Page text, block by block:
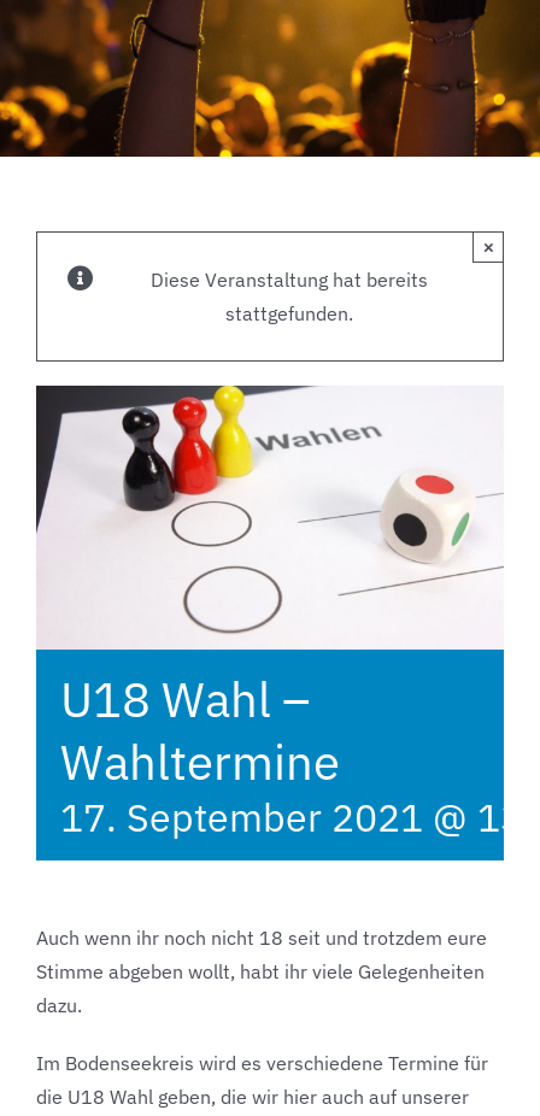
Diese Veranstaltung hat bereits
stattgefunden.
×
U18 Wahl –
Wahltermine
17. September 2021 @
Auch wenn ihr noch nicht 18 seit und trotzdem eure
Stimme abgeben wollt, habt ihr viele Gelegenheiten
dazu.
Im Bodenseekreis wird es verschiedene Termine für
die U18 Wahl geben, die wir hier auch auf unserer